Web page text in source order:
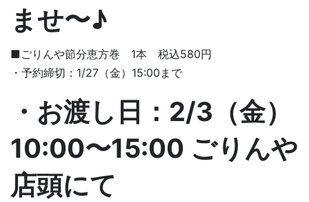
ませ〜♪
■ごりんや節分恵方巻 1本 税込580円
・予約締切：1/27（金）15:00まで
・お渡し日：2/3（金）
10:00〜15:00 ごりんや
店頭にて